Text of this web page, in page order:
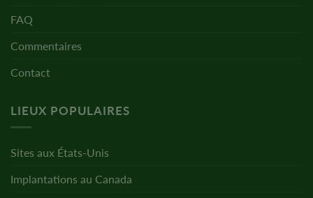
FAQ
Commentaires
Contact
LIEUX POPULAIRES
Sites aux États-Unis
Implantations au Canada